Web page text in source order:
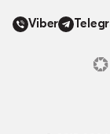
Viber